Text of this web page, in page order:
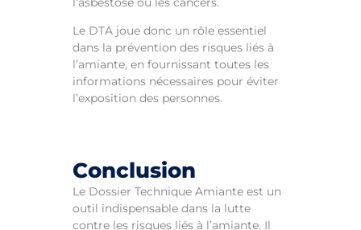
Le DTA joue donc un rôle essentiel
dans la prévention des risques liés à
l’amiante, en fournissant toutes les
informations nécessaires pour éviter
l’exposition des personnes.
Conclusion
Le Dossier Technique Amiante est un
outil indispensable dans la lutte
contre les risques liés à l’amiante. Il